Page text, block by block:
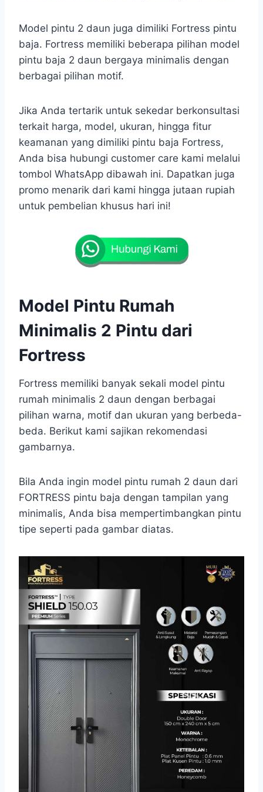
Model pintu 2 daun juga dimiliki Fortress pintu
baja. Fortress memiliki beberapa pilihan model
pintu baja 2 daun bergaya minimalis dengan
berbagai pilihan motif.
Jika Anda tertarik untuk sekedar berkonsultasi
terkait harga, model, ukuran, hingga fitur
keamanan yang dimiliki pintu baja Fortress,
Anda bisa hubungi customer care kami melalui
tombol WhatsApp dibawah ini. Dapatkan juga
promo menarik dari kami hingga jutaan rupiah
untuk pembelian khusus hari ini!
Model Pintu Rumah
Minimalis 2 Pintu dari
Fortress
Fortress memiliki banyak sekali model pintu
rumah minimalis 2 daun dengan berbagai
pilihan warna, motif dan ukuran yang berbeda-
beda. Berikut kami sajikan rekomendasi
gambarnya.
Bila Anda ingin model pintu rumah 2 daun dari
FORTRESS pintu baja dengan tampilan yang
minimalis, Anda bisa mempertimbangkan pintu
tipe seperti pada gambar diatas.